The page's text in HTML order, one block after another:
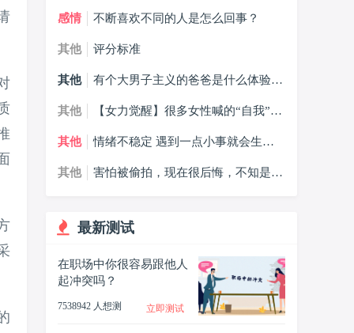
感情
不断喜欢不同的人是怎么回事？
其他 评分标准
其他
有个大男子主义的爸爸是什么体验，
其他
【女力觉醒】很多女性喊的“自我”，
其他
情绪不稳定 遇到一点小事就会生气
其他
害怕被偷拍，现在很后悔，不知是否
最新测试
在职场中你很容易跟他人
起冲突吗？
7538942 人想测 立即测试